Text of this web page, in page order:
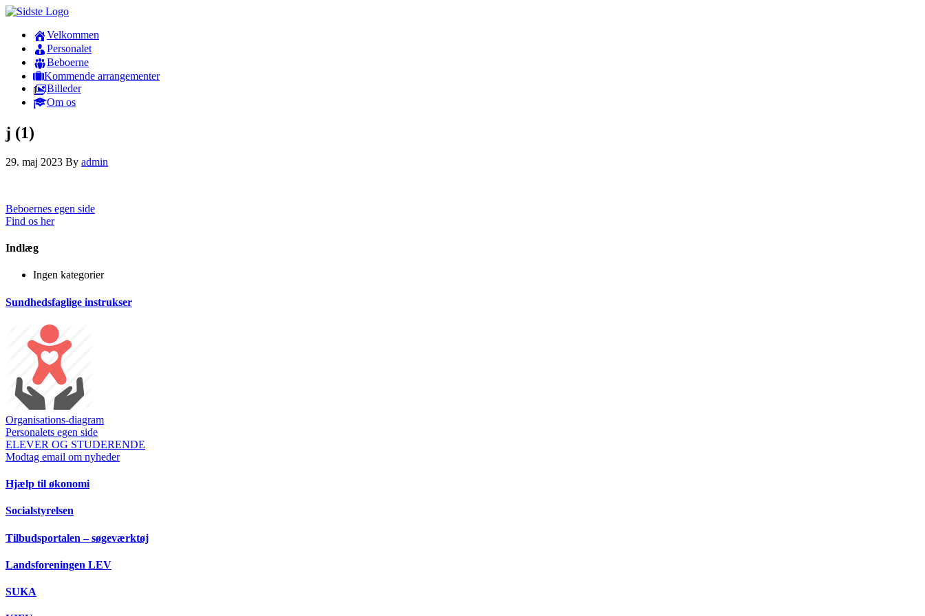
Velkommen
Personalet
Beboerne
Kommende arrangementer
Billeder
Om os
j (1)
29. maj 2023 By admin
Beboernes egen side
Find os her
Indlæg
Ingen kategorier
Sundhedsfaglige instrukser
Organisations-diagram
Personalets egen side
ELEVER OG STUDERENDE
Modtag email om nyheder
Hjælp til økonomi
Socialstyrelsen
Tilbudsportalen – søgeværktøj
Landsforeningen LEV
SUKA